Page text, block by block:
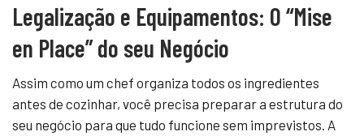
Legalização e Equipamentos: O “Mise
en Place” do seu Negócio
Assim como um chef organiza todos os ingredientes
antes de cozinhar, você precisa preparar a estrutura do
seu negócio para que tudo funcione sem imprevistos. A